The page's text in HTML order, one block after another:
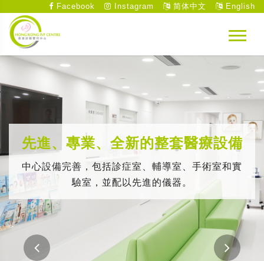
Facebook Instagram 简体中文 English
先進、專業、全新的整套醫療設備
中心設備完善，包括診症室、輔導室、手術室和實
驗室，並配以先進的儀器。